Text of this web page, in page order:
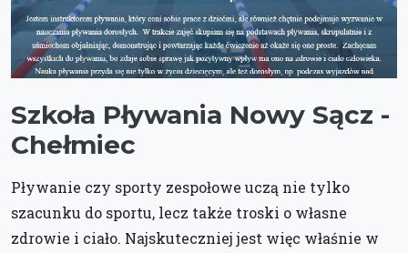
Szkoła Pływania Nowy Sącz -
Chełmiec
Pływanie czy sporty zespołowe uczą nie tylko
szacunku do sportu, lecz także troski o własne
zdrowie i ciało. Najskuteczniej jest więc właśnie w